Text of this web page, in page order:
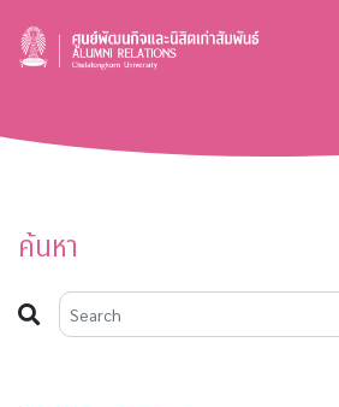
ค้นหา